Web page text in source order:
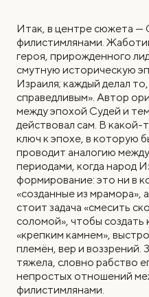
Итак, в центре сюжета —
филистимлянами.
героя, прирожденного
смутную историческую
Израиля; каждый делал
справедливым». Автор
между эпохой Судей и
действовал сам. В какой-
ключ к эпохе, в которую
проводит аналогию
периодами, когда народ
формирование: это ни в
«созданные из мрамора»,
стоит задача «смесить
соломой», чтобы создать
«крепким камнем»,
племён, вер и воззрений.
тяжела, словно рабство
непростых отношений
филистимлянами.